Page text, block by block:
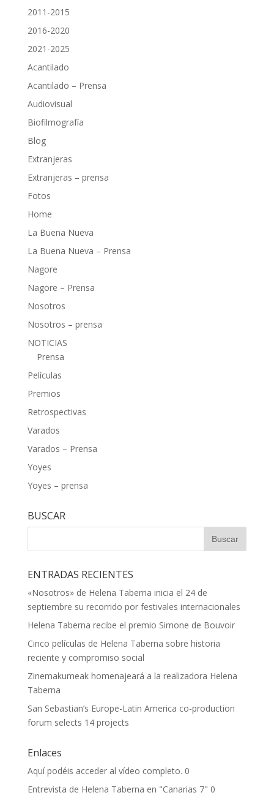
2011-2015
2016-2020
2021-2025
Acantilado
Acantilado – Prensa
Audiovisual
Biofilmografía
Blog
Extranjeras
Extranjeras – prensa
Fotos
Home
La Buena Nueva
La Buena Nueva – Prensa
Nagore
Nagore – Prensa
Nosotros
Nosotros – prensa
NOTICIAS
Prensa
Películas
Premios
Retrospectivas
Varados
Varados – Prensa
Yoyes
Yoyes – prensa
BUSCAR
ENTRADAS RECIENTES
«Nosotros» de Helena Taberna inicia el 24 de
septiembre su recorrido por festivales internacionales
Helena Taberna recibe el premio Simone de Bouvoir
Cinco películas de Helena Taberna sobre historia
reciente y compromiso social
Zinemakumeak homenajeará a la realizadora Helena
Taberna
San Sebastian’s Europe-Latin America co-production
forum selects 14 projects
Enlaces
Aquí podéis acceder al vídeo completo. 0
Entrevista de Helena Taberna en "Canarias 7" 0